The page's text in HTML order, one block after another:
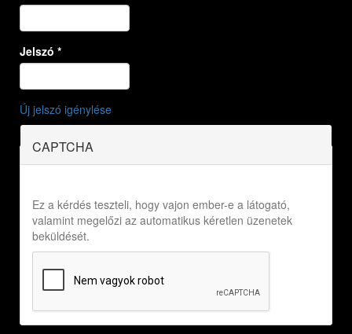
Jelszó *
Új jelszó igénylése
CAPTCHA
Ez a kérdés teszteli, hogy vajon ember-e a látogató,
valamint megelőzi az automatikus kéretlen üzenetek
beküldését.